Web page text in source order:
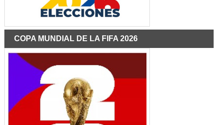
COPA MUNDIAL DE LA FIFA 2026